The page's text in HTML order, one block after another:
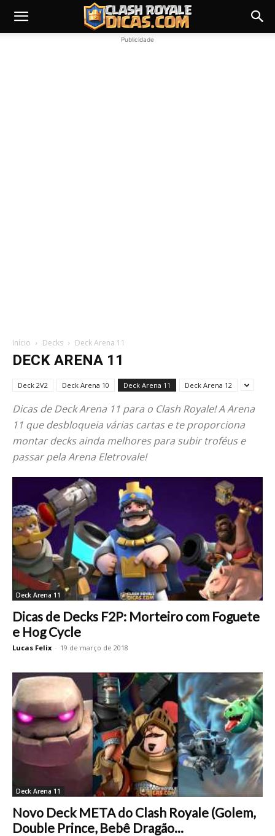
Publicidade
Início Decks Deck Arena 11
DECK ARENA 11
Deck 2V2 Deck Arena 10 Deck Arena 11 Deck Arena 12
Dicas de Deck Arena 11 para o Clash Royale! A Arena
11 que desbloqueia várias cartas e te proporciona
montar decks ainda melhores para subir troféus e
passar pela Arena Eletrovale!
Deck Arena 11
Dicas de Decks F2P: Morteiro com Foguete
e Hog Cycle
Lucas Felix - 19 de março de 2018
Deck Arena 11
Novo Deck META do Clash Royale (Golem,
Double Prince, Bebê Dragão...